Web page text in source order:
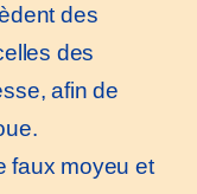
des
des
afin de
faux moyeu et